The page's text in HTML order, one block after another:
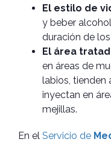
El estilo de
y beber
duración de
El área
en áreas de
labios, tienden
inyectan en
mejillas.
En el Servicio de